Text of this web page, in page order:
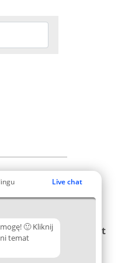
Live chat
🙂 Kliknij
temat
Plebiscyt
Lista
Kontakt